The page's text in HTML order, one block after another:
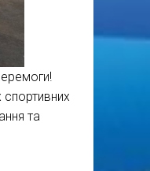
та